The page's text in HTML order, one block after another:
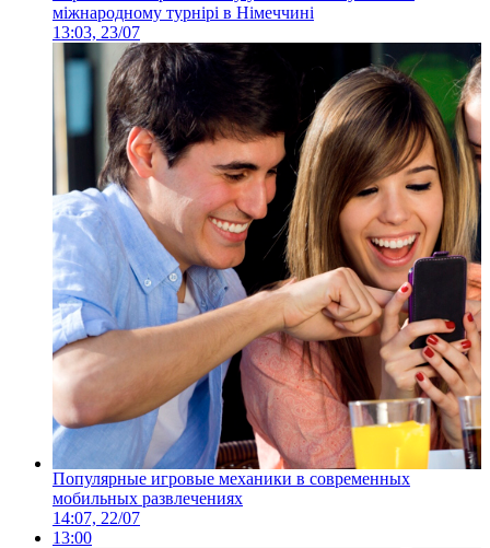
міжнародному турнірі в Німеччині
13:03, 23/07
Популярные игровые механики в современных
мобильных развлечениях
14:07, 22/07
13:00